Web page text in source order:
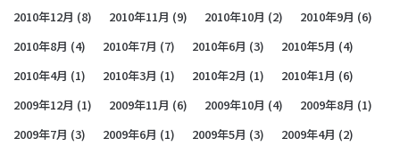
2010年12月 (8) 2010年11月 (9) 2010年10月 (2) 2010年9月 (6)
2010年8月 (4) 2010年7月 (7) 2010年6月 (3) 2010年5月 (4)
2010年4月 (1) 2010年3月 (1) 2010年2月 (1) 2010年1月 (6)
2009年12月 (1) 2009年11月 (6) 2009年10月 (4) 2009年8月 (1)
2009年7月 (3) 2009年6月 (1) 2009年5月 (3) 2009年4月 (2)